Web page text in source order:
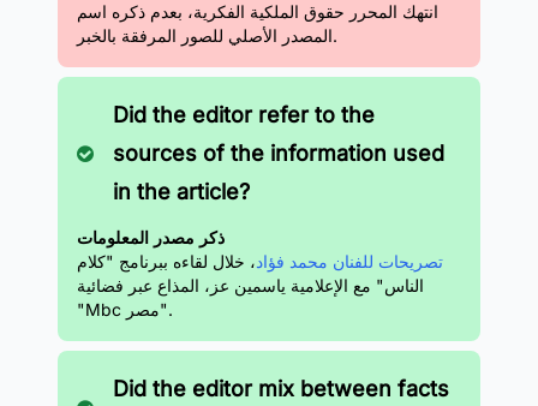
انتهك المحرر حقوق الملكية الفكرية، بعدم ذكره اسم
المصدر الأصلي للصور المرفقة بالخبر.
Did the editor refer to the
sources of the information used
in the article?
ذكر مصدر المعلومات
تصريحات للفنان محمد فؤاد، خلال لقاءه ببرنامج "كلام
الناس" مع الإعلامية ياسمين عز، المذاع عبر فضائية
"Mbc مصر".
Did the editor mix between facts